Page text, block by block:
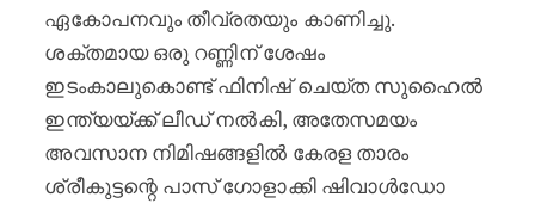
ഏകോപനവും തീവ്രതയും കാണിച്ചു.
ശക്തമായ ഒരു റണ്ണിന് ശേഷം
ഇടംകാലുകൊണ്ട് ഫിനിഷ് ചെയ്ത സുഹൈൽ
ഇന്ത്യയ്ക്ക് ലീഡ് നൽകി, അതേസമയം
അവസാന നിമിഷങ്ങളിൽ കേരള താരം
ശ്രീകുട്ടന്റെ പാസ് ഗോളാക്കി ഷിവാൾഡോ